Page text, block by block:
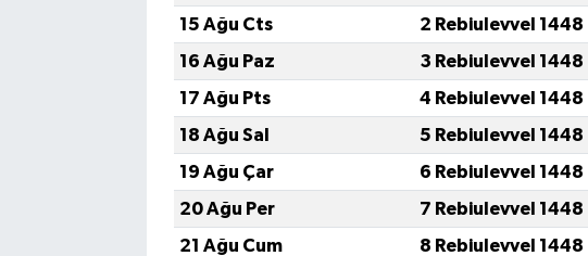
15 Ağu Cts
2 Rebiulevvel 1448
16 Ağu Paz
3 Rebiulevvel 1448
17 Ağu Pts
4 Rebiulevvel 1448
18 Ağu Sal
5 Rebiulevvel 1448
19 Ağu Çar
6 Rebiulevvel 1448
20 Ağu Per
7 Rebiulevvel 1448
21 Ağu Cum
8 Rebiulevvel 1448